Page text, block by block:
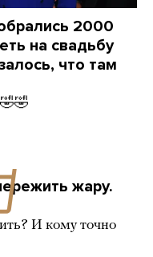
2000
на свадьбу
что там
жару.
И кому точно